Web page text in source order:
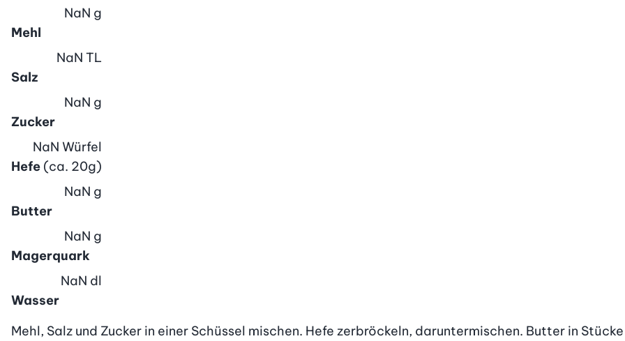
Mehl
NaN g
Salz
NaN TL
Zucker
NaN g
Hefe (ca. 20g)
NaN Würfel
Butter
NaN g
Magerquark
NaN g
Wasser
NaN dl
Mehl, Salz und Zucker in einer Schüssel mischen. Hefe zerbröckeln, daruntermischen. Butter in